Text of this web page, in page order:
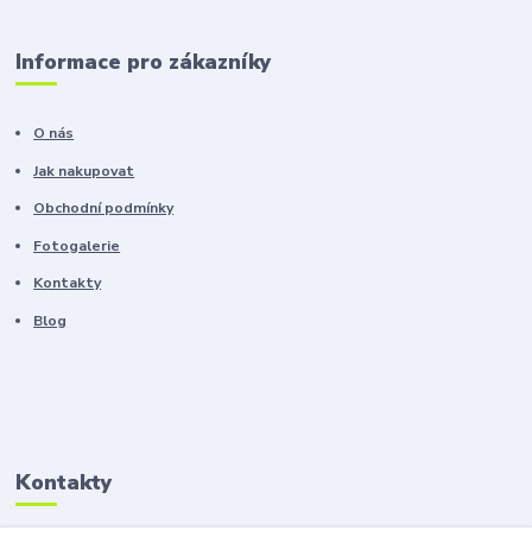
Informace pro zákazníky
O nás
Jak nakupovat
Obchodní podmínky
Fotogalerie
Kontakty
Blog
Kontakty